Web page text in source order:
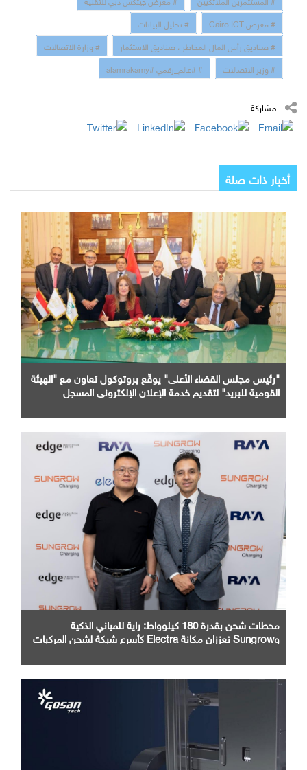
# معرض Cairo ICT
# تحليل البيانات
# صناديق رأس المال المخاطر ، صناديق الاستثمار
# وزارة الاتصالات
# وزير الاتصالات
# #عالم_رقمي #alamrakamy
مشاركة
أخبار ذات صلة
"رئيس مجلس القضاء الأعلى" يوقّع بروتوكول تعاون مع "الهيئة
القومية للبريد" لتقديم خدمة الإعلان الإلكتروني المسجل
محطات شحن بقدرة 180 كيلوواط: راية للمباني الذكية
وSungrow تعززان مكانة Electra كأسرع شبكة لشحن المركبات